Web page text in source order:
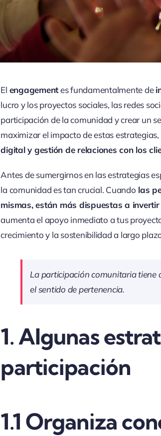
El engagementes fundamentalmente de
lucro y los proyectos sociales, las redes
participación de la comunidad y crear un
maximizar el impacto de estas estrategias,
digital y gestión de relaciones con los
Antes de sumergirnos en las estrategias
la comunidad es tan crucial. Cuando las
mismas, están más dispuestas a
aumenta el apoyo inmediato a tus
crecimiento y la sostenibilidad a largo
La participación comunitaria tiene
el sentido de pertenencia.
1. Algunas
participación
1.1 Organiza